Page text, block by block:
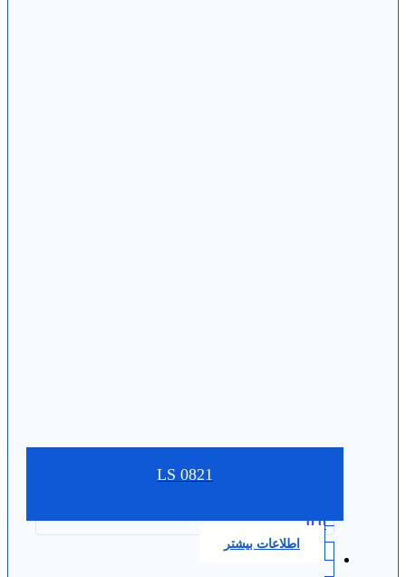
LS 0821
0.0
اطلاعات بیشتر